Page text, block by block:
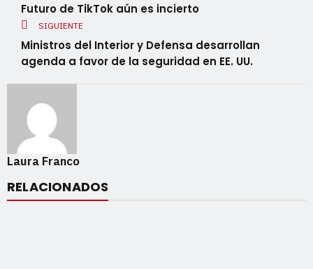
Futuro de TikTok aún es incierto
SIGUIENTE
Ministros del Interior y Defensa desarrollan
agenda a favor de la seguridad en EE. UU.
Laura Franco
RELACIONADOS